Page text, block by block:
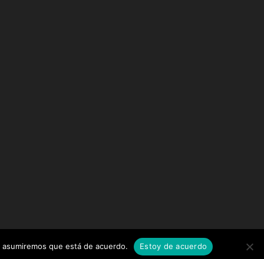
que está de acuerdo. Estoy de acuerdo